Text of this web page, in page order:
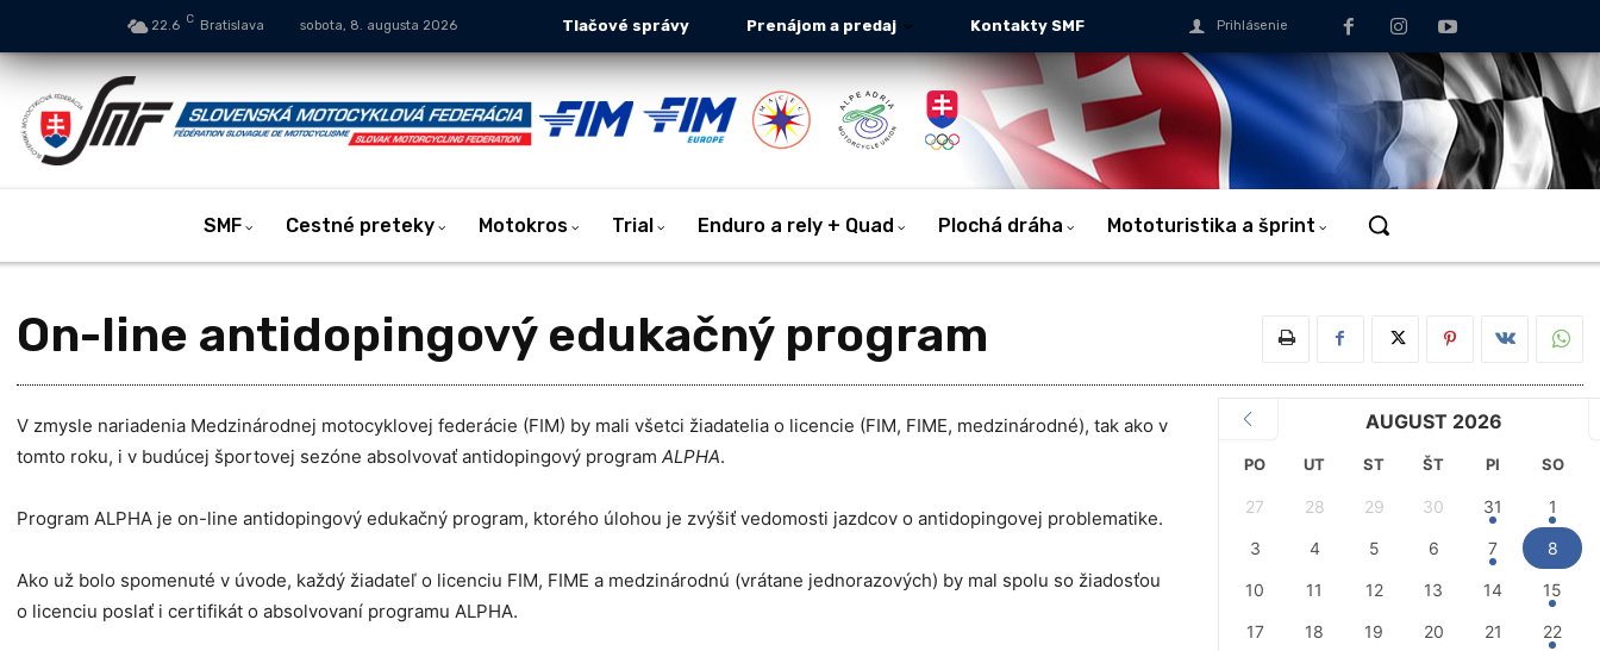
22.6 C Bratislava sobota, 8. augusta 2026 Tlačové správy Prenájom a predaj Kontakty SMF Prihlásenie
SMF Cestné preteky Motokros Trial Enduro a rely + Quad Plochá dráha Mototuristika a šprint
On-line antidopingový edukačný program
V zmysle nariadenia Medzinárodnej motocyklovej federácie (FIM) by mali všetci žiadatelia o licencie (FIM, FIME, medzinárodné), tak ako v
tomto roku, i v budúcej športovej sezóne absolvovať antidopingový program ALPHA.
Program ALPHA je on-line antidopingový edukačný program, ktorého úlohou je zvýšiť vedomosti jazdcov o antidopingovej problematike.
Ako už bolo spomenuté v úvode, každý žiadateľ o licenciu FIM, FIME a medzinárodnú (vrátane jednorazových) by mal spolu so žiadosťou
o licenciu poslať i certifikát o absolvovaní programu ALPHA.
AUGUST 2026
PO UT ST ŠT PI SO
27 28 29 30 31 1
3 4 5 6 7 8
10 11 12 13 14 15
17 18 19 20 21 22